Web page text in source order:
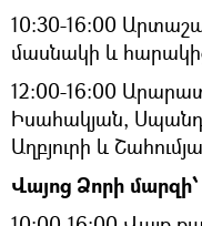
10:30-16:00
մասնակի և
12:00-16:00
Իսահակյան,
Աղբյուրի և
Վայոց Ձորի մարզի՝